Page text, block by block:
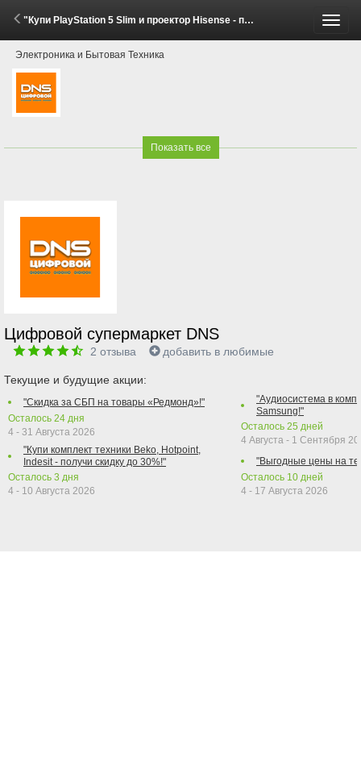
"Купи PlayStation 5 Slim и проектор Hisense - получи скидку!" (7 Мая - 7 Июня 2026)
Электроника и Бытовая Техника
Показать все
Цифровой супермаркет DNS
2 отзыва добавить в любимые
Текущие и будущие акции:
"Скидка за СБП на товары «Редмонд»!"
Осталось 24 дня
4 - 31 Августа 2026
"Купи комплект техники Beko, Hotpoint,
Indesit - получи скидку до 30%!"
Осталось 3 дня
4 - 10 Августа 2026
"Аудиосистема в
Samsung!"
Осталось 25 дней
4 Августа - 1 Сентября
"Выгодные цены на
Осталось 10 дней
4 - 17 Августа 2026